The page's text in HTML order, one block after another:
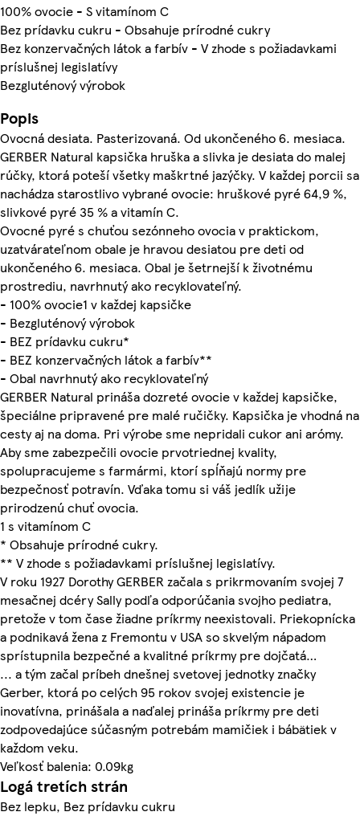
100% ovocie - S vitamínom C
Bez prídavku cukru - Obsahuje prírodné cukry
Bez konzervačných látok a farbív - V zhode s požiadavkami
príslušnej legislatívy
Bezgluténový výrobok
Popis
Ovocná desiata. Pasterizovaná. Od ukončeného 6. mesiaca.
GERBER Natural kapsička hruška a slivka je desiata do malej
rúčky, ktorá poteší všetky maškrtné jazýčky. V každej porcii sa
nachádza starostlivo vybrané ovocie: hruškové pyré 64,9 %,
slivkové pyré 35 % a vitamín C.
Ovocné pyré s chuťou sezónneho ovocia v praktickom,
uzatvárateľnom obale je hravou desiatou pre deti od
ukončeného 6. mesiaca. Obal je šetrnejší k životnému
prostrediu, navrhnutý ako recyklovateľný.
- 100% ovocie1 v každej kapsičke
- Bezgluténový výrobok
- BEZ prídavku cukru*
- BEZ konzervačných látok a farbív**
- Obal navrhnutý ako recyklovateľný
GERBER Natural prináša dozreté ovocie v každej kapsičke,
špeciálne pripravené pre malé ručičky. Kapsička je vhodná na
cesty aj na doma. Pri výrobe sme nepridali cukor ani arómy.
Aby sme zabezpečili ovocie prvotriednej kvality,
spolupracujeme s farmármi, ktorí spĺňajú normy pre
bezpečnosť potravín. Vďaka tomu si váš jedlík užije
prirodzenú chuť ovocia.
1 s vitamínom C
* Obsahuje prírodné cukry.
** V zhode s požiadavkami príslušnej legislatívy.
V roku 1927 Dorothy GERBER začala s prikrmovaním svojej 7
mesačnej dcéry Sally podľa odporúčania svojho pediatra,
pretože v tom čase žiadne príkrmy neexistovali. Priekopnícka
a podnikavá žena z Fremontu v USA so skvelým nápadom
sprístupnila bezpečné a kvalitné príkrmy pre dojčatá…
... a tým začal príbeh dnešnej svetovej jednotky značky
Gerber, ktorá po celých 95 rokov svojej existencie je
inovatívna, prinášala a naďalej prináša príkrmy pre deti
zodpovedajúce súčasným potrebám mamičiek i bábätiek v
každom veku.
Veľkosť balenia: 0.09kg
Logá tretích strán
Bez lepku, Bez prídavku cukru